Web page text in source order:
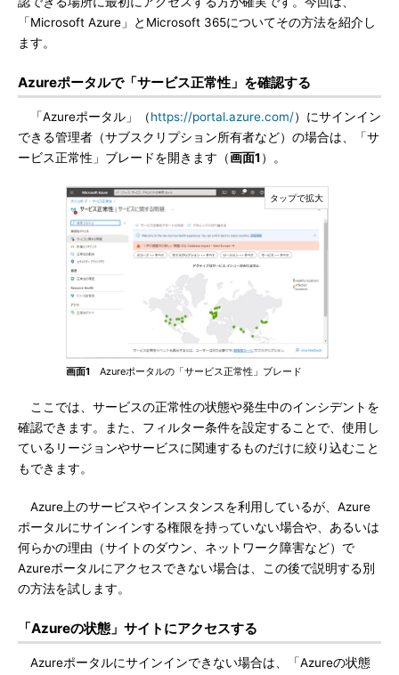
「Microsoft Azure」とMicrosoft 365についてその方法を紹介し
ます。
Azureポータルで「サービス正常性」を確認する
「Azureポータル」（https://portal.azure.com/）にサインイン
できる管理者（サブスクリプション所有者など）の場合は、「サ
ービス正常性」ブレードを開きます（画面1 ）。
画面1 Azureポータルの「サービス正常性」ブレード
ここでは、サービスの正常性の状態や発生中のインシデントを
確認できます。また、フィルター条件を設定することで、使用し
ているリージョンやサービスに関連するものだけに絞り込むこと
もできます。
Azure上のサービスやインスタンスを利用しているが、Azure
ポータルにサインインする権限を持っていない場合や、あるいは
何らかの理由（サイトのダウン、ネットワーク障害など）で
Azureポータルにアクセスできない場合は、この後で説明する別
の方法を試します。
「Azureの状態」サイトにアクセスする
Azureポータルにサインインできない場合は、「Azureの状態